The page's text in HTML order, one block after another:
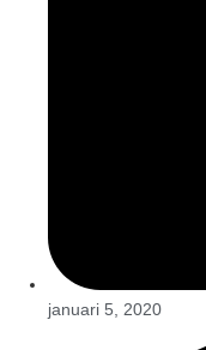
januari 5, 2020